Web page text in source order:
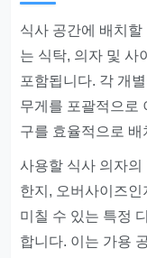
식사 공간에 배치할
는 식탁, 의자 및 사
포함됩니다. 각 개
무게를 포괄적으로
구를 효율적으로
사용할 식사 의자의
한지, 오버사이즈
미칠 수 있는 특정
합니다. 이는 가용